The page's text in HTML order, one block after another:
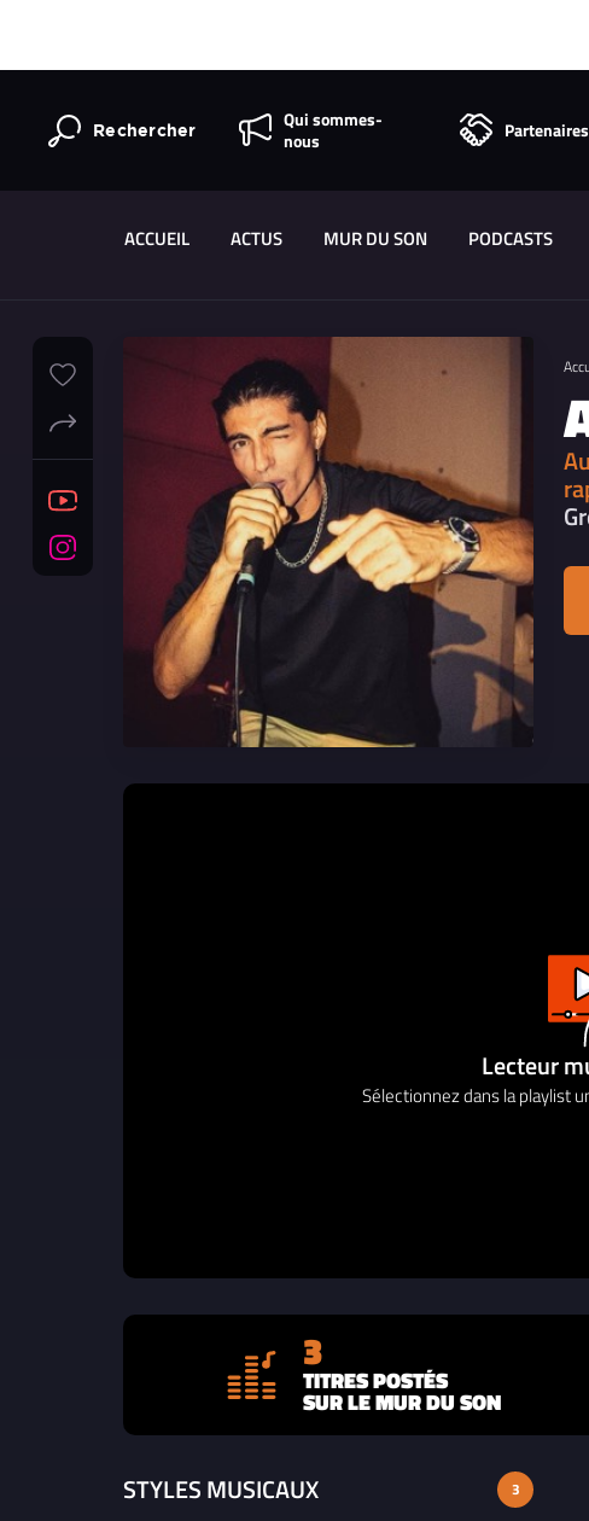
Rechercher
Qui sommes-
nous
Partenaires
ACCUEIL ACTUS MUR DU SON PODCASTS
Lecteur
Sélectionnez dans la playlist
3
TITRES POSTÉS
SUR LE MUR DU SON
STYLES MUSICAUX 3